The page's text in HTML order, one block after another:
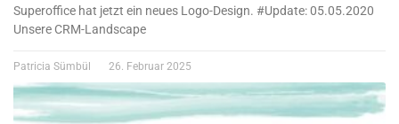
Superoffice hat jetzt ein neues Logo-Design. #Update: 05.05.2020
Unsere CRM-Landscape
Patricia Sümbül 26. Februar 2025